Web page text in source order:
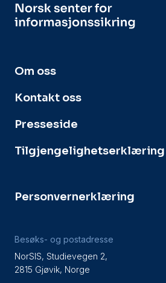
Om oss
Kontakt oss
Presseside
Tilgjengelighetserklæring
Personvernerklæring
Besøks- og postadresse
NorSIS, Studievegen 2,
2815 Gjøvik, Norge